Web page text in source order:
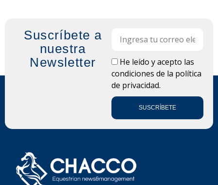
Suscríbete a
nuestra
Newsletter
LOPDHe leído y acepto las
condiciones de la política
de privacidad.
SUSCRÍBETE